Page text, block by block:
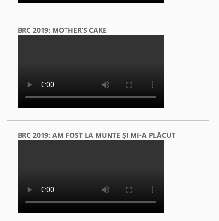
BRC 2019: MOTHER’S CAKE
BRC 2019: AM FOST LA MUNTE ŞI MI-A PLĂCUT